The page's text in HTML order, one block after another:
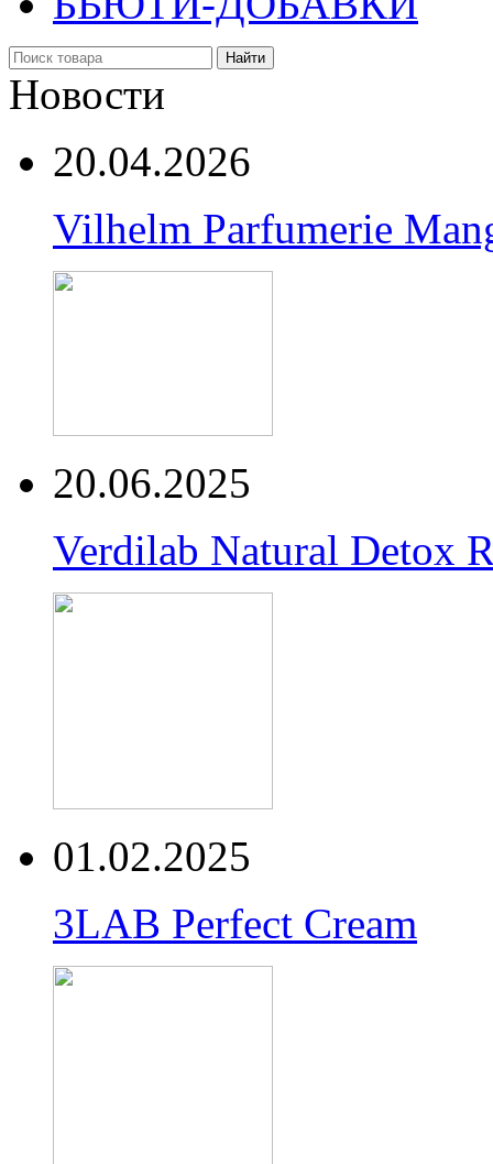
Найти
Новости
20.04.2026
Vilhelm Parfumerie
20.06.2025
Verdilab Natural Detox
01.02.2025
3LAB Perfect Cream